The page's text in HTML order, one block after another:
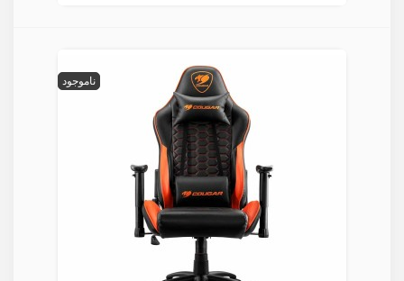
ناموجود